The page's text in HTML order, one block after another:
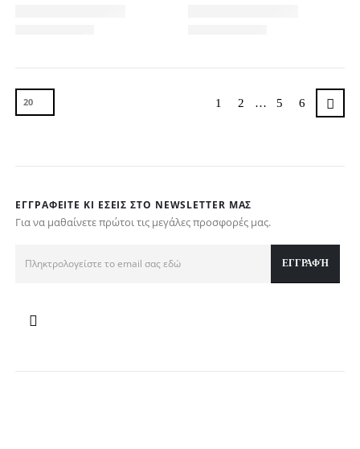
1 2 … 5 6
ΕΓΓΡΑΦΕΊΤΕ ΚΙ ΕΣΕΊΣ ΣΤΟ NEWSLETTER ΜΑΣ
Για να μαθαίνετε πρώτοι τις μεγάλες προσφορές μας.